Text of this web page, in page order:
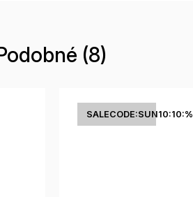
(8)
SALECODE:SUN10:10:%